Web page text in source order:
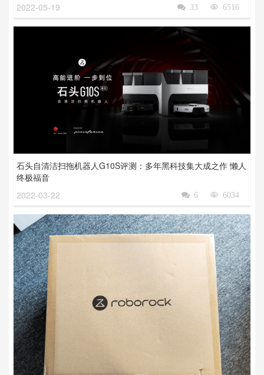
2022-05-19
6516

33

石头自清洁扫拖机器人G10S评测：多年黑科技集大成之作 懒人
终极福音
2022-03-22
6034

6
